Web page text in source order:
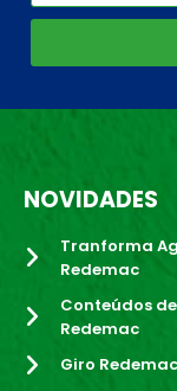
NOVIDADES
Tranforma
Redemac
Conteúdos
Redemac
Giro Redemac